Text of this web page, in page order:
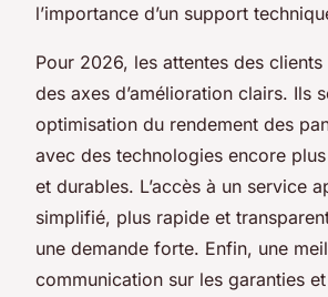
l’importance d’un support
Pour 2026, les attentes des clients
des axes d’amélioration clairs. Ils
optimisation du rendement des
avec des technologies encore
et durables. L’accès à un service
simplifié, plus rapide et
une demande forte. Enfin, une
communication sur les garanties